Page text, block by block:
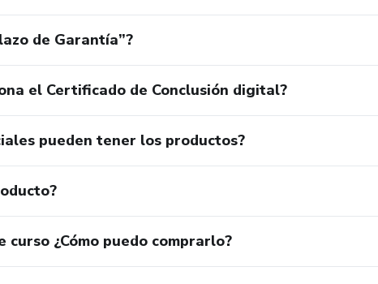
de Garantía”?
el Certificado de Conclusión digital?
pueden tener los productos?
¿Cómo puedo comprarlo?